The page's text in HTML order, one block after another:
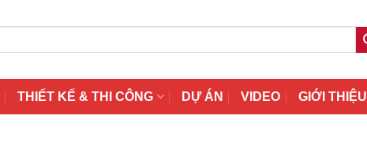
THIẾT KẾ & THI CÔNG DỰ ÁN VIDEO GIỚI THIỆU